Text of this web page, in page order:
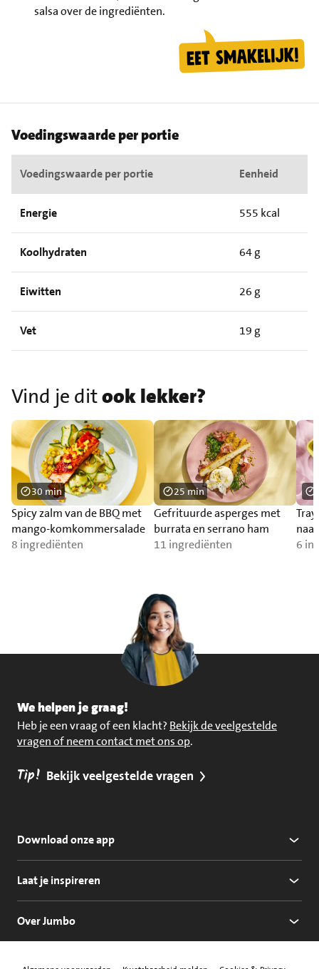
salsa over de ingrediënten.
Voedingswaarde per portie
Voedingswaarde per portie Eenheid
Energie 555 kcal
Koolhydraten 64 g
Eiwitten 26 g
Vet 19 g
Vind je ditook lekker?
Spicy zalm van de BBQ met
mango-komkommersalade
8 ingrediënten
30 min
Gefrituurde asperges met
burrata en serrano ham
11 ingrediënten
25 min
6
We helpen je graag!
Heb je een vraag of een klacht? Bekijk de veelgestelde
vragen of neem contact met ons op.
Tip! Bekijk veelgestelde vragen
Download onze app
Laat je inspireren
Over Jumbo